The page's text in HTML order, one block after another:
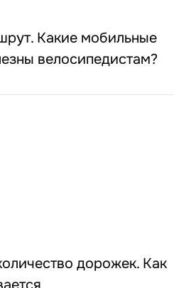
Какие мобильные
велосипедистам?
дорожек. Как